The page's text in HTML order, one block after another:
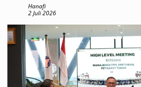
Hanafi
2 Juli 2026